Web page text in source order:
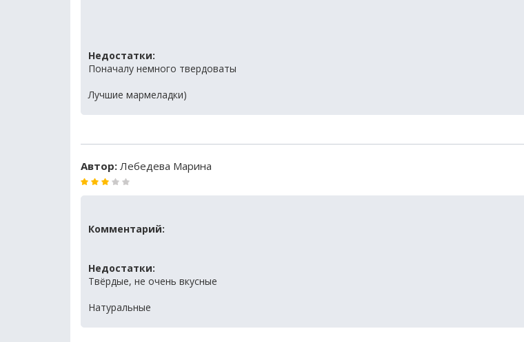
Недостатки:
Поначалу немного твердоваты
Лучшие мармеладки)
Автор: Лебедева Марина
Комментарий:
Недостатки:
Твёрдые, не очень вкусные
Натуральные